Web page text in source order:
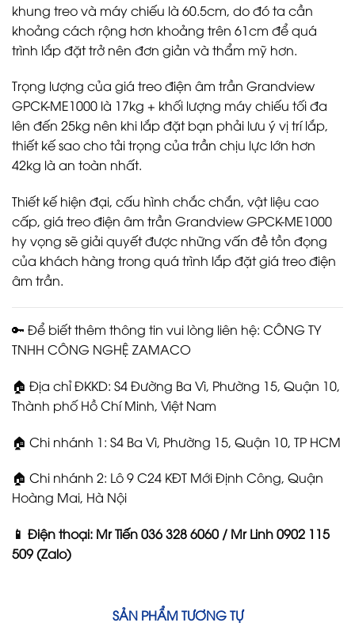
khung treo và máy chiếu là 60.5cm, do đó ta cần
khoảng cách rộng hơn khoảng trên 61cm để quá
trình lắp đặt trở nên đơn giản và thẩm mỹ hơn.
Trọng lượng của giá treo điện âm trần Grandview
GPCK-ME1000 là 17kg + khối lượng máy chiếu tối đa
lên đến 25kg nên khi lắp đặt bạn phải lưu ý vị trí lắp,
thiết kế sao cho tải trọng của trần chịu lực lớn hơn
42kg là an toàn nhất.
Thiết kế hiện đại, cấu hình chắc chắn, vật liệu cao
cấp, giá treo điện âm trần Grandview GPCK-ME1000
hy vọng sẽ giải quyết được những vấn đề tồn đọng
của khách hàng trong quá trình lắp đặt giá treo điện
âm trần.
🔑 Để biết thêm thông tin vui lòng liên hệ: CÔNG TY
TNHH CÔNG NGHỆ ZAMACO
🏠 Địa chỉ ĐKKD: S4 Đường Ba Vì, Phường 15, Quận 10,
Thành phố Hồ Chí Minh, Việt Nam
🏠 Chi nhánh 1: S4 Ba Vì, Phường 15, Quận 10, TP HCM
🏠 Chi nhánh 2: Lô 9 C24 KĐT Mới Định Công, Quận
Hoàng Mai, Hà Nội
📱 Điện thoại: Mr Tiến 036 328 6060 / Mr Linh 0902 115
509 (Zalo)
SẢN PHẨM TƯƠNG TỰ